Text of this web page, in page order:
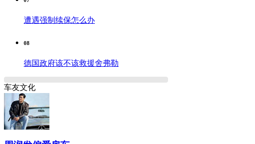
遭遇强制续保怎么办
08
德国政府该不该救援舍弗勒
车友文化